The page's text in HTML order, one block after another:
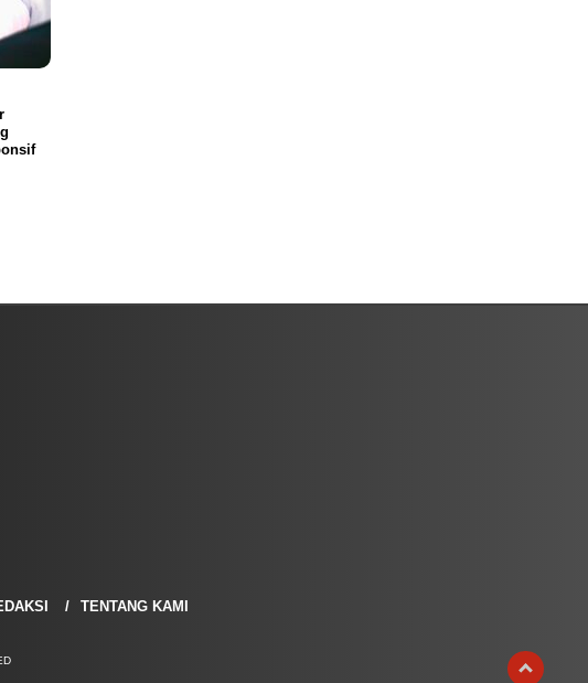
TENTANG KAMI